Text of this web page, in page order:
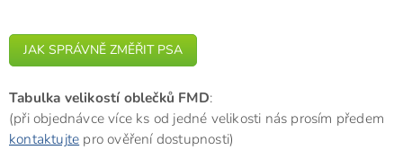
JAK SPRÁVNĚ ZMĚŘIT PSA
Tabulka velikostí oblečků FMD:
(při objednávce více ks od jedné velikosti nás prosím předem
kontaktujte pro ověření dostupnosti)